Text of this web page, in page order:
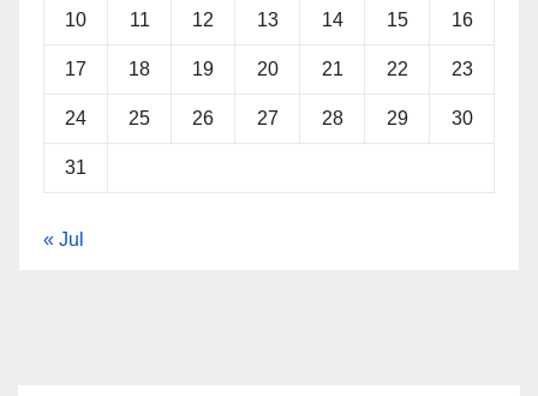
10 11 12 13 14 15 16
17 18 19 20 21 22 23
24 25 26 27 28 29 30
31
« Jul